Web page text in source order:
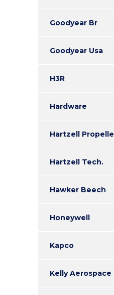
Goodyear Br
Goodyear Usa
H3R
Hardware
Hartzell
Hartzell Tech.
Hawker Beech
Honeywell
Kapco
Kelly Aerospace